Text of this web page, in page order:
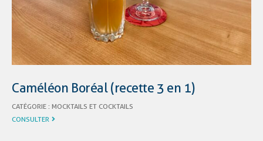
Caméléon Boréal (recette 3 en 1)
CATÉGORIE :MOCKTAILS ET COCKTAILS
CONSULTER